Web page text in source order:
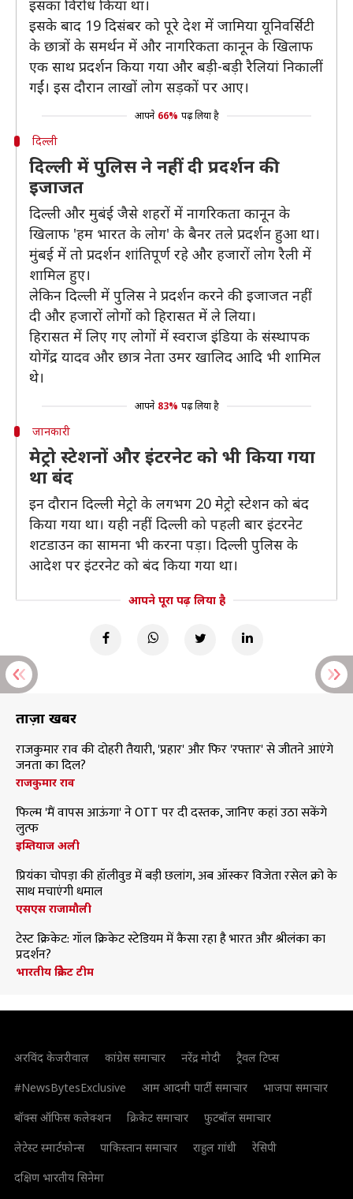
इसका विरोध किया था।
इसके बाद 19 दिसंबर को पूरे देश में जामिया यूनिवर्सिटी
के छात्रों के समर्थन में और नागरिकता कानून के खिलाफ
एक साथ प्रदर्शन किया गया और बड़ी-बड़ी रैलियां निकालीं
गईं। इस दौरान लाखों लोग सड़कों पर आए।
आपने 66% पढ़ लिया है
दिल्ली
दिल्ली में पुलिस ने नहीं दी प्रदर्शन की
इजाजत
दिल्ली और मुबंई जैसे शहरों में नागरिकता कानून के
खिलाफ 'हम भारत के लोग' के बैनर तले प्रदर्शन हुआ था।
मुंबई में तो प्रदर्शन शांतिपूर्ण रहे और हजारों लोग रैली में
शामिल हुए।
लेकिन दिल्ली में पुलिस ने प्रदर्शन करने की इजाजत नहीं
दी और हजारों लोगों को हिरासत में ले लिया।
हिरासत में लिए गए लोगों में स्वराज इंडिया के संस्थापक
योगेंद्र यादव और छात्र नेता उमर खालिद आदि भी शामिल
थे।
आपने 83% पढ़ लिया है
जानकारी
मेट्रो स्टेशनों और इंटरनेट को भी किया गया
था बंद
इन दौरान दिल्ली मेट्रो के लगभग 20 मेट्रो स्टेशन को बंद
किया गया था। यही नहीं दिल्ली को पहली बार इंटरनेट
शटडाउन का सामना भी करना पड़ा। दिल्ली पुलिस के
आदेश पर इंटरनेट को बंद किया गया था।
आपने पूरा पढ़ लिया है
ताज़ा खबरें
राजकुमार राव की दोहरी तैयारी, 'प्रहार' और फिर 'रफ्तार' से जीतने आएंगे
जनता का दिल?
राजकुमार राव
फिल्म 'मैं वापस आऊंगा' ने OTT पर दी दस्तक, जानिए कहां उठा सकेंगे
लुत्फ
इम्तियाज अली
प्रियंका चोपड़ा की हॉलीवुड में बड़ी छलांग, अब ऑस्कर विजेता रसेल क्रो के
साथ मचाएंगी धमाल
एसएस राजामौली
टेस्ट क्रिकेट: गॉल क्रिकेट स्टेडियम में कैसा रहा है भारत और श्रीलंका का
प्रदर्शन?
भारतीय क्रिकेट टीम
अरविंद केजरीवाल कांग्रेस समाचार नरेंद्र मोदी
ट्रैवल टिप्स
#NewsBytesExclusive
आम आदमी पार्टी समाचार
भाजपा समाचार
बॉक्स ऑफिस कलेक्शन
क्रिकेट समाचार
फुटबॉल समाचार
लेटेस्ट स्मार्टफोन्स
पाकिस्तान समाचार राहुल गांधी
रेसिपी
दक्षिण भारतीय सिनेमा